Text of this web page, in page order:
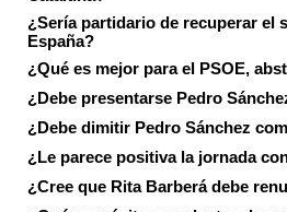
¿Sería partidario de recuperar el
España?
¿Qué es mejor para el PSOE,
¿Debe presentarse Pedro
¿Debe dimitir Pedro Sánchez
¿Le parece positiva la jornada
¿Cree que Rita Barberá debe